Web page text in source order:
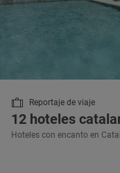
Reportaje de viaje
12 hoteles
Hoteles con encanto en